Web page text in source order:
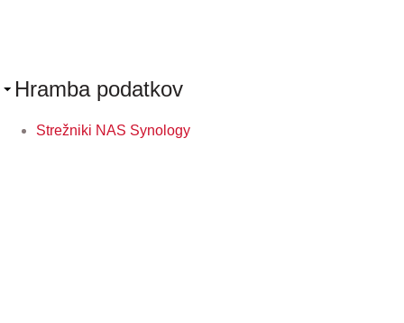
Hramba podatkov
Strežniki NAS Synology